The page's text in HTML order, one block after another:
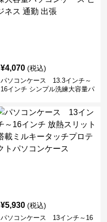
¥4,070 (税込)
パソコンケース 13.3インチ～
16インチ シンプル洗練大容量パ
張
¥5,930 (税込)
パソコンケース 13インチ～16